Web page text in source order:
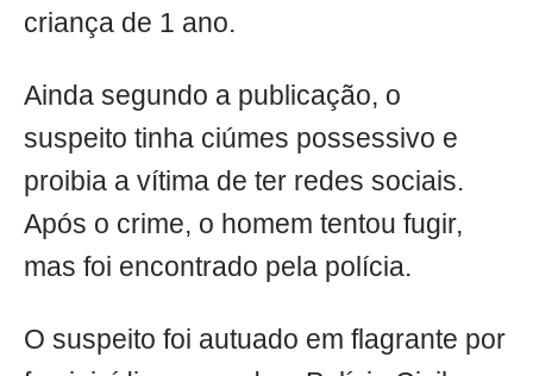
criança de 1 ano.
Ainda segundo a publicação, o
suspeito tinha ciúmes possessivo e
proibia a vítima de ter redes sociais.
Após o crime, o homem tentou fugir,
mas foi encontrado pela polícia.
O suspeito foi autuado em flagrante por